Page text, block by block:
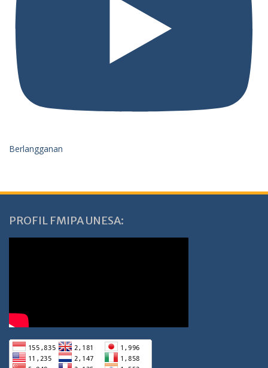
Berlangganan
PROFIL FMIPA UNESA: